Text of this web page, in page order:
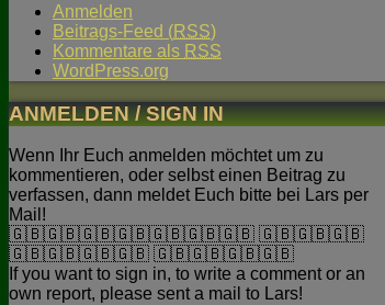
Anmelden
Beitrags-Feed (RSS)
Kommentare als RSS
WordPress.org
ANMELDEN / SIGN IN
Wenn Ihr Euch anmelden möchtet um zu
kommentieren, oder selbst einen Beitrag zu
verfassen, dann meldet Euch bitte bei Lars per
Mail!
🇬🇧🇬🇧🇬🇧🇬🇧🇬🇧🇬🇧🇬🇧 🇬🇧🇬🇧🇬🇧
🇬🇧🇬🇧🇬🇧🇬🇧 🇬🇧🇬🇧🇬🇧🇬🇧
If you want to sign in, to write a comment or an
own report, please sent a mail to Lars!